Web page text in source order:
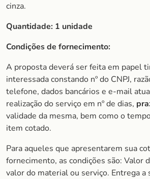
cinza.
Quantidade: 1 unidade
Condições de fornecimento:
A proposta deverá ser feita em papel
interessada constando nº do CNPJ,
telefone, dados bancários e e-mail
realização do serviço em nº de dias,
validade da mesma, bem como o
item cotado.
Para aqueles que apresentarem sua
fornecimento, as condições são: Valor
valor do material ou serviço. Entrega a